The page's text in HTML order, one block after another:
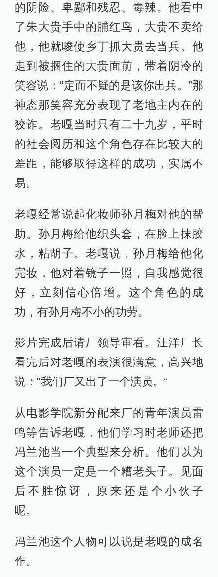
的阴险、卑鄙和残忍、毒辣。他看中
了朱大贵手中的脯红鸟，大贵不卖给
他，他就唆使乡丁抓大贵去当兵。他
走到被捆住的大贵面前，带着阴冷的
笑容说：“定而不疑的是该你出兵。”那
神态那笑容充分表现了老地主内在的
狡诈。老嘎当时只有二十九岁，平时
的社会阅历和这个角色存在比较大的
差距，能够取得这样的成功，实属不
易。
老嘎经常说起化妆师孙月梅对他的帮
助。孙月梅给他织头套，在脸上抹胶
水，粘胡子。老嘎说，孙月梅给他化
完妆，他对着镜子一照，自我感觉很
好，立刻信心倍增。这个角色的成
功，有孙月梅不小的功劳。
影片完成后请厂领导审看。汪洋厂长
看完后对老嘎的表演很满意，高兴地
说：“我们厂又出了一个演员。”
从电影学院新分配来厂的青年演员雷
鸣等告诉老嘎，他们学习时老师还把
冯兰池当一个典型来分析。他们以为
这个演员一定是一个糟老头子。见面
后不胜惊讶，原来还是个小伙子
呢。
冯兰池这个人物可以说是老嘎的成名
作。